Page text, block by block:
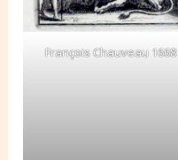
François Chauveau 1668